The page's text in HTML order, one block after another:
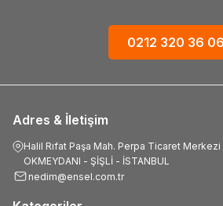
0212 320 36 06
Adres & İletişim
Halil Rıfat Paşa Mah. Perpa Ticaret
OKMEYDANI - ŞİŞLİ - İSTANBUL
nedim@ensel.com.tr